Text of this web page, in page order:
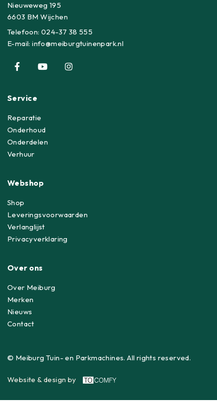
Nieuweweg 195
6603 BM Wijchen
Telefoon:024-37 38 555
E-mail:info@meiburgtuinenpark.nl
Service
Reparatie
Onderhoud
Onderdelen
Verhuur
Webshop
Shop
Leveringsvoorwaarden
Verlanglijst
Privacyverklaring
Over ons
Over Meiburg
Merken
Nieuws
Contact
© Meiburg Tuin- en Parkmachines. All rights reserved.
Website & design by